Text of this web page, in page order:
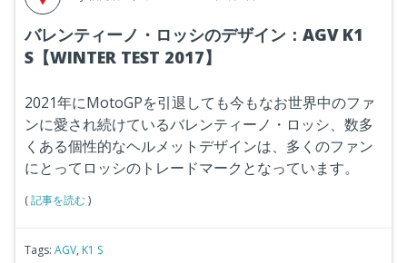
バレンティーノ・ロッシのデザイン：AGV K1
S【WINTER TEST 2017】
2021年にMotoGPを引退しても今もなお世界中のファ
ンに愛され続けているバレンティーノ・ロッシ、数多
くある個性的なヘルメットデザインは、多くのファン
にとってロッシのトレードマークとなっています。
(記事を読む)
Tags: AGV, K1 S